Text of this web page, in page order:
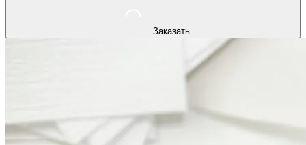
Заказать